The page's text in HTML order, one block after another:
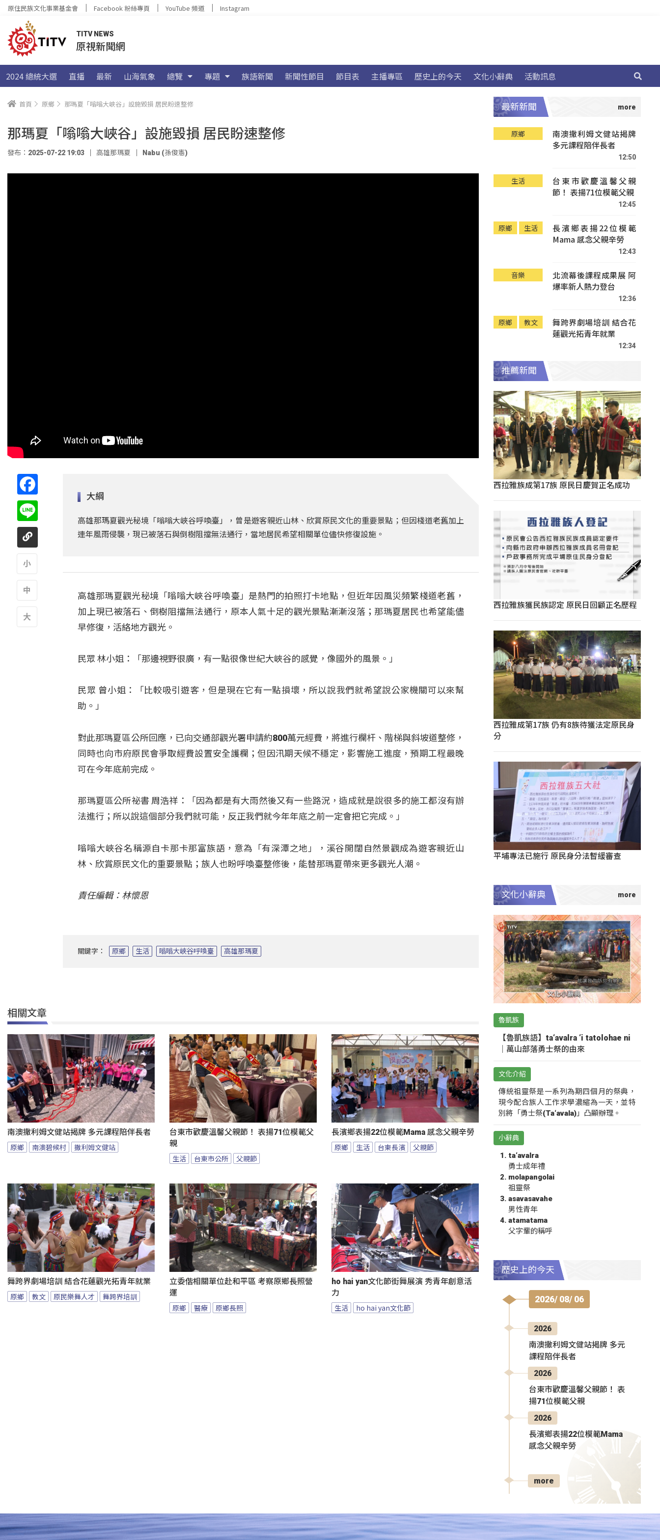
原住民族文化事業基金會 Facebook 粉絲專頁 YouTube 頻道 Instagram
TITV NEWS
原視新聞網
2024 總統大選 直播 最新 山海氣象 總覽 專題 族語新聞 新聞性節目 節目表 主播專區 歷史上的今天 文化小辭典 活動訊息
首頁 原鄉 那瑪夏「嗡嗡大峽谷」設施毀損 居民盼速整修
那瑪夏「嗡嗡大峽谷」設施毀損 居民盼速整修
發布：2025-07-22 19:03 高雄那瑪夏 Nabu (孫俊憲)
大綱
高雄那瑪夏觀光秘境「嗡嗡大峽谷呼喚臺」，曾是遊客親近山林、欣賞原民文化的重要景點；但因棧道老舊加上
連年風雨侵襲，現已被落石與倒樹阻擋無法通行，當地居民希望相關單位儘快修復設施。
高雄那瑪夏觀光秘境「嗡嗡大峽谷呼喚臺」是熱門的拍照打卡地點，但近年因風災頻繁棧道老舊，
加上現已被落石、倒樹阻擋無法通行，原本人氣十足的觀光景點漸漸沒落；那瑪夏居民也希望能儘
早修復，活絡地方觀光。
民眾 林小姐：「那邊視野很廣，有一點很像世紀大峽谷的感覺，像國外的風景。」
民眾 曾小姐：「比較吸引遊客，但是現在它有一點損壞，所以說我們就希望說公家機關可以來幫
助。」
對此那瑪夏區公所回應，已向交通部觀光署申請約800萬元經費，將進行欄杆、階梯與斜坡道整修，
同時也向市府原民會爭取經費設置安全護欄；但因汛期天候不穩定，影響施工進度，預期工程最晚
可在今年底前完成。
那瑪夏區公所祕書 周浩祥：「因為都是有大雨然後又有一些路況，造成就是說很多的施工都沒有辦
法進行；所以說這個部分我們就可能，反正我們就今年年底之前一定會把它完成。」
嗡嗡大峽谷名稱源自卡那卡那富族語，意為「有深潭之地」，溪谷開闊自然景觀成為遊客親近山
林、欣賞原民文化的重要景點；族人也盼呼喚臺整修後，能替那瑪夏帶來更多觀光人潮。
責任編輯：林懷恩
關鍵字： 原鄉 生活 嗡嗡大峽谷呼喚臺 高雄那瑪夏
相關文章
南澳撒利姆文健站揭牌 多元課程陪伴長者
原鄉 南澳碧候村 撒利姆文健站
台東市歡慶溫馨父親節！ 表揚71位模範父
親
生活 台東市公所 父親節
長濱鄉表揚22位模範Mama 感念父親辛勞
原鄉 生活 台東長濱 父親節
舞跨界劇場培訓 結合花蓮觀光拓青年就業
原鄉 教文 原民樂舞人才 舞跨界培訓
立委偕相關單位赴和平區 考察原鄉長照營
運
原鄉 醫療 原鄉長照
ho hai yan文化節街舞展演 秀青年創意活
力
生活 ho hai yan文化節
最新新聞
原鄉
南澳撒利姆文健站揭牌
多元課程陪伴長者
12:50
生活
台東市歡慶溫馨父親
節！ 表揚71位模範父親
12:45
原鄉 生活
長濱鄉表揚22位模範
Mama 感念父親辛勞
12:43
音樂
北流幕後課程成果展 阿
爆率新人熱力登台
12:36
原鄉 教文
舞跨界劇場培訓 結合花
蓮觀光拓青年就業
12:34
推薦新聞
西拉雅族成第17族 原民日慶賀正名成功
西拉雅族獲民族認定 原民日回顧正名歷程
西拉雅成第17族 仍有8族待獲法定原民身
分
平埔專法已施行 原民身分法暫緩審查
文化小辭典
魯凱族
【魯凱族語】ta‘avalra ‘i tatolohae ni
｜萬山部落勇士祭的由來
文化介紹
傳統祖靈祭是一系列為期四個月的祭典，
現今配合族人工作求學濃縮為一天，並特
別將「勇士祭(Ta‘avala)」凸顯辦理。
小辭典
ta‘avalra
勇士成年禮
molapangolai
祖靈祭
asavasavahe
男性青年
atamatama
父字輩的稱呼
歷史上的今天
2026/ 08/ 06
2026
南澳撒利姆文健站揭牌 多元
課程陪伴長者
2026
台東市歡慶溫馨父親節！ 表
揚71位模範父親
2026
長濱鄉表揚22位模範Mama
感念父親辛勞
more